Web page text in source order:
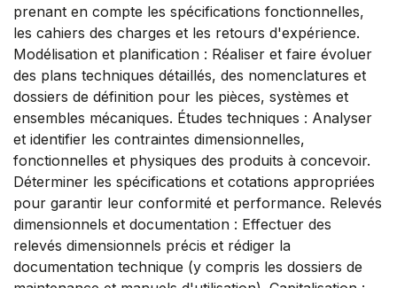
prenant en compte les spécifications fonctionnelles,
les cahiers des charges et les retours d'expérience.
Modélisation et planification : Réaliser et faire évoluer
des plans techniques détaillés, des nomenclatures et
dossiers de définition pour les pièces, systèmes et
ensembles mécaniques. Études techniques : Analyser
et identifier les contraintes dimensionnelles,
fonctionnelles et physiques des produits à concevoir.
Déterminer les spécifications et cotations appropriées
pour garantir leur conformité et performance. Relevés
dimensionnels et documentation : Effectuer des
relevés dimensionnels précis et rédiger la
documentation technique (y compris les dossiers de